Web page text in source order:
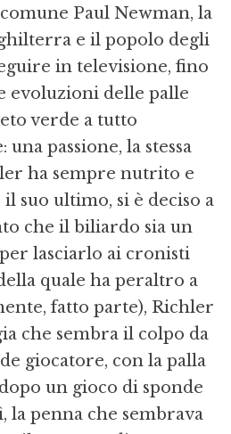
Paul Newman, la
e il popolo degli
in televisione, fino
evoluzioni delle palle
verde a tutto
passione, la stessa
ha sempre nutrito e
suo ultimo, si è deciso a
che il biliardo sia un
lasciarlo ai cronisti
quale ha peraltro a
fatto parte), Richler
che sembra il colpo da
giocatore, con la palla
un gioco di sponde
la penna che sembrava